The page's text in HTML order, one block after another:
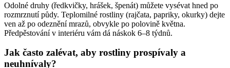
Odolné druhy (ředkvičky, hrášek, špenát) můžete vysévat hned po
rozmrznutí půdy. Teplomilné rostliny (rajčata, papriky, okurky) dejte
ven až po odeznění mrazů, obvykle po polovině května.
Předpěstování v interiéru vám dá náskok 6–8 týdnů.
Jak často zalévat, aby rostliny prospívaly a
neuhnívaly?